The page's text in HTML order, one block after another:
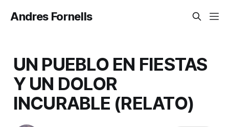
Andres Fornells
UN PUEBLO EN FIESTAS
Y UN DOLOR
INCURABLE (RELATO)